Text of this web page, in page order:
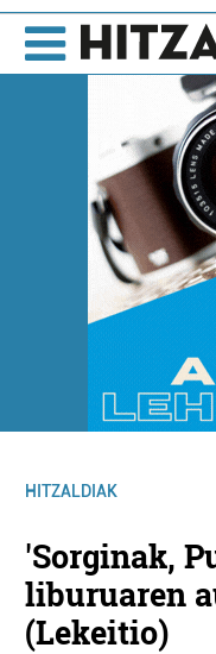
HITZALDIAK
'Sorginak,
liburuaren
(Lekeitio)